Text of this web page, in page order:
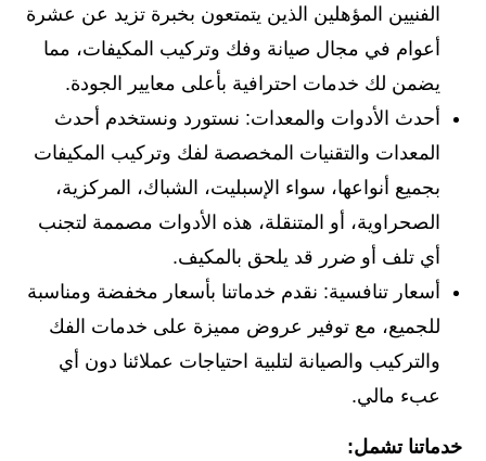
الفنيين المؤهلين الذين يتمتعون بخبرة تزيد عن عشرة
أعوام في مجال صيانة وفك وتركيب المكيفات، مما
يضمن لك خدمات احترافية بأعلى معايير الجودة.
أحدث الأدوات والمعدات: نستورد ونستخدم أحدث
المعدات والتقنيات المخصصة لفك وتركيب المكيفات
بجميع أنواعها، سواء الإسبليت، الشباك، المركزية،
الصحراوية، أو المتنقلة، هذه الأدوات مصممة لتجنب
أي تلف أو ضرر قد يلحق بالمكيف.
أسعار تنافسية: نقدم خدماتنا بأسعار مخفضة ومناسبة
للجميع، مع توفير عروض مميزة على خدمات الفك
والتركيب والصيانة لتلبية احتياجات عملائنا دون أي
عبء مالي.
خدماتنا تشمل: